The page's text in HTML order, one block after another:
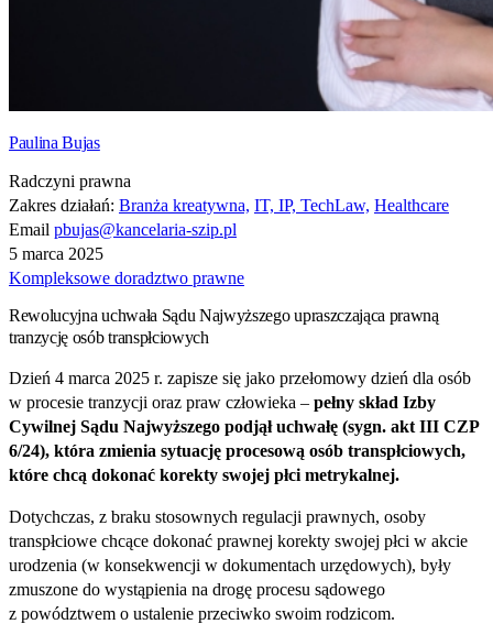
Paulina Bujas
Radczyni prawna
Zakres działań: Branża kreatywna, IT, IP, TechLaw, Healthcare
Email pbujas@kancelaria-szip.pl
5 marca 2025
Kompleksowe doradztwo prawne
Rewolucyjna uchwała Sądu Najwyższego upraszczająca prawną
tranzycję osób transpłciowych
Dzień 4 marca 2025 r. zapisze się jako przełomowy dzień dla osób
w procesie tranzycji oraz praw człowieka – pełny skład Izby
Cywilnej Sądu Najwyższego podjął uchwałę (sygn. akt III CZP
6/24), która zmienia sytuację procesową osób transpłciowych,
które chcą dokonać korekty swojej płci metrykalnej.
Dotychczas, z braku stosownych regulacji prawnych, osoby
transpłciowe chcące dokonać prawnej korekty swojej płci w akcie
urodzenia (w konsekwencji w dokumentach urzędowych), były
zmuszone do wystąpienia na drogę procesu sądowego
z powództwem o ustalenie przeciwko swoim rodzicom.